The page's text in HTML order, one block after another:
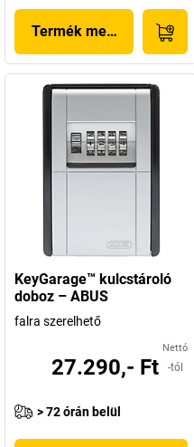
Termék megjelenítése
KeyGarage™ kulcstároló
doboz – ABUS
falra szerelhető
Nettó
27.290,- Ft -tól
> 72 órán belül